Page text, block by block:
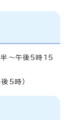
半～午後5時15
5時）